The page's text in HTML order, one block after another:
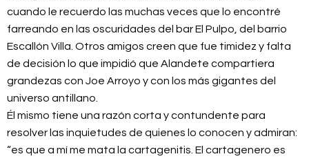
cuando le recuerdo las muchas veces que lo encontré
farreando en las oscuridades del bar El Pulpo, del barrio
Escallón Villa. Otros amigos creen que fue timidez y falta
de decisión lo que impidió que Alandete compartiera
grandezas con Joe Arroyo y con los más gigantes del
universo antillano.
Él mismo tiene una razón corta y contundente para
resolver las inquietudes de quienes lo conocen y admiran:
“es que a mí me mata la cartagenitis. El cartagenero es